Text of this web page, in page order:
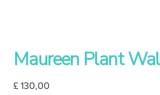
Maureen Plant
Preço
£ 130,00